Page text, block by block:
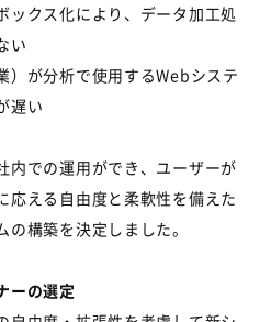
ックス化により、データ加工処
い
）が分析で使用するWebシステ
遅い
での運用ができ、ユーザーが
応える自由度と柔軟性を備えた
構築を決定しました。
ーの選定